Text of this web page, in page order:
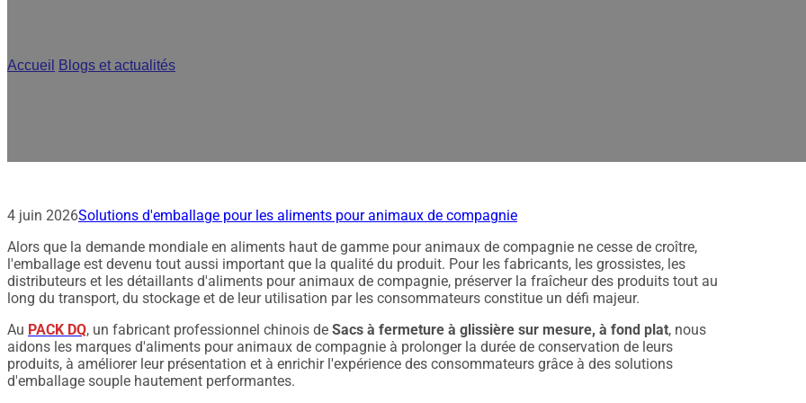
Accueil Blogs et actualités
4 juin 2026Solutions d'emballage pour les aliments pour animaux de compagnie
Alors que la demande mondiale en aliments haut de gamme pour animaux de compagnie ne cesse de croître,
l'emballage est devenu tout aussi important que la qualité du produit. Pour les fabricants, les grossistes, les
distributeurs et les détaillants d'aliments pour animaux de compagnie, préserver la fraîcheur des produits tout au
long du transport, du stockage et de leur utilisation par les consommateurs constitue un défi majeur.
Au PACK DQ, un fabricant professionnel chinois de Sacs à fermeture à glissière sur mesure, à fond plat, nous
aidons les marques d'aliments pour animaux de compagnie à prolonger la durée de conservation de leurs
produits, à améliorer leur présentation et à enrichir l'expérience des consommateurs grâce à des solutions
d'emballage souple hautement performantes.